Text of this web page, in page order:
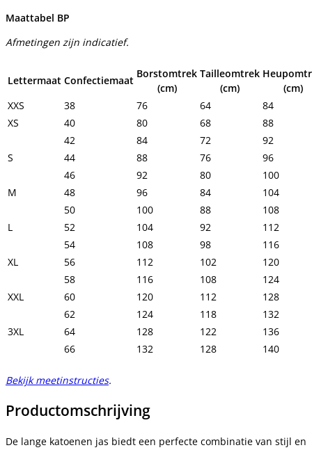
Maattabel BP
Afmetingen zijn indicatief.
Lettermaat Confectiemaat
Borstomtrek
(cm)
Tailleomtrek
(cm)
(cm)
XXS
38 76 64
84
XS
40 80 68
88
42
84 72
92
S
44 88 76
96
46
92 80
100
M
48 96 84
104
50
100 88
108
L
52 104 92
112
54
108 98
116
XL
56 112 102
120
58
116 108
124
XXL
60 120 112
128
62
124 118
132
3XL
64 128 122
136
66
132 128 140
Bekijk meetinstructies.
Productomschrijving
De lange katoenen jas biedt een perfecte combinatie van stijl en